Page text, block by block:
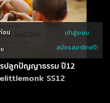
อน
เข้าสู่ระบบ
สมัครสมาชิกฟรี!
รปลูกปัญญาธรรม ปี12
SS12